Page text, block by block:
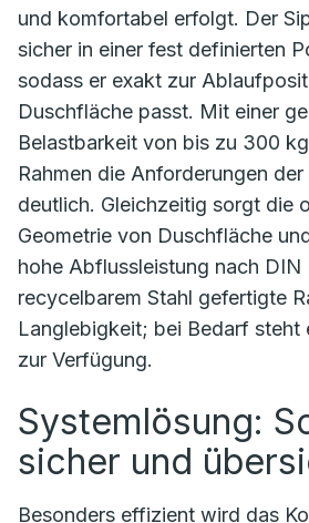
und komfortabel erfolgt. Der
sicher in einer fest definierten
sodass er exakt zur
Duschfläche passt. Mit einer
Belastbarkeit von bis zu 300
Rahmen die Anforderungen
deutlich. Gleichzeitig sorgt die
Geometrie von Duschfläche
hohe Abflussleistung nach DIN
recycelbarem Stahl gefertigte
Langlebigkeit; bei Bedarf steht
zur Verfügung.
Systemlösung:
sicher und
Besonders effizient wird das